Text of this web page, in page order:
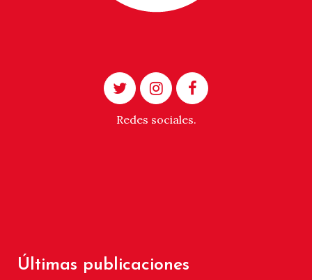
Redes sociales.
Últimas publicaciones